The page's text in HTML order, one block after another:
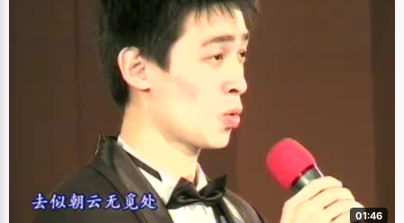
01:46